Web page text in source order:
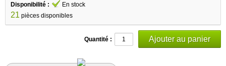
Disponibilité :
En stock
21 pièces disponibles
Quantité :